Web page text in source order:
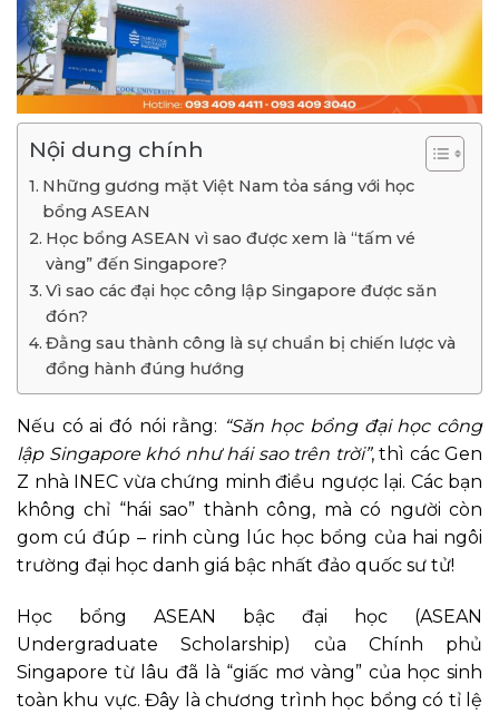
Nội dung chính
Những gương mặt Việt Nam tỏa sáng với học
bổng ASEAN
Học bổng ASEAN vì sao được xem là “tấm vé
vàng” đến Singapore?
Vì sao các đại học công lập Singapore được săn
đón?
Đằng sau thành công là sự chuẩn bị chiến lược và
đồng hành đúng hướng
Nếu có ai đó nói rằng: “Săn học bổng đại học công
lập Singapore khó như hái sao trên trời”, thì các Gen
Z nhà INEC vừa chứng minh điều ngược lại. Các bạn
không chỉ “hái sao” thành công, mà có người còn
gom cú đúp – rinh cùng lúc học bổng của hai ngôi
trường đại học danh giá bậc nhất đảo quốc sư tử!
Học bổng ASEAN bậc đại học (ASEAN
Undergraduate Scholarship) của Chính phủ
Singapore từ lâu đã là “giấc mơ vàng” của học sinh
toàn khu vực. Đây là chương trình học bổng có tỉ lệ